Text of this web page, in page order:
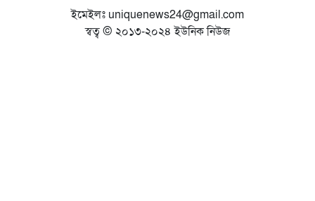
ইমেইলঃ uniquenews24@gmail.com
স্বত্ব © ২০১৩-২০২৪ ইউনিক নিউজ